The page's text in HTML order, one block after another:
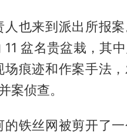
也来到派出所报
盆名贵盆栽，其
痕迹和作案手法
案侦查。
铁丝网被剪开了